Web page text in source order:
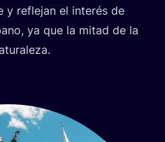
y refle­jan el inte­rés de
ya que la mitad de la